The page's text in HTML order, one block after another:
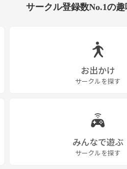
サークル登録数No.1の趣
お出かけ
サークルを探す
みんなで遊ぶ
サークルを探す